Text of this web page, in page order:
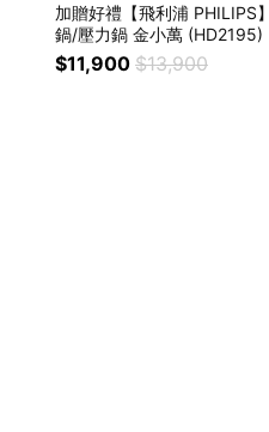
加贈好禮【飛利浦 PHILIPS
鍋/壓力鍋 金小萬 (HD2195)
$11,900 $13,900